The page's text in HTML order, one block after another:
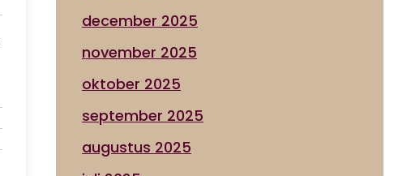
december 2025
november 2025
oktober 2025
september 2025
augustus 2025